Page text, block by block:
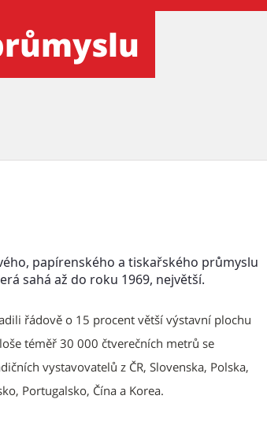
papírenského a tiskařského průmyslu
sahá až do roku 1969, největší.
řádově o 15 procent větší výstavní plochu
téměř 30 000 čtverečních metrů se
vystavovatelů z ČR, Slovenska, Polska,
Portugalsko, Čína a Korea.